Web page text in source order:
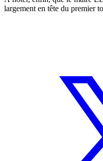
largement en tête du premier